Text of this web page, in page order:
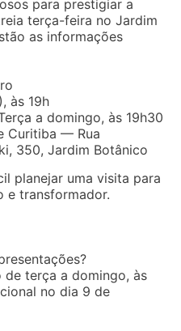
para prestigiar a
terça-feira no Jardim
as informações
às 19h
a domingo, às 19h30
Curitiba — Rua
350, Jardim Botânico
planejar uma visita para
e transformador.
de terça a domingo, às
no dia 9 de